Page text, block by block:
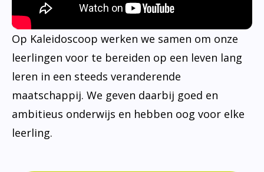
Op Kaleidoscoop werken we samen om onze
leerlingen voor te bereiden op een leven lang
leren in een steeds veranderende
maatschappij. We geven daarbij goed en
ambitieus onderwijs en hebben oog voor elke
leerling.